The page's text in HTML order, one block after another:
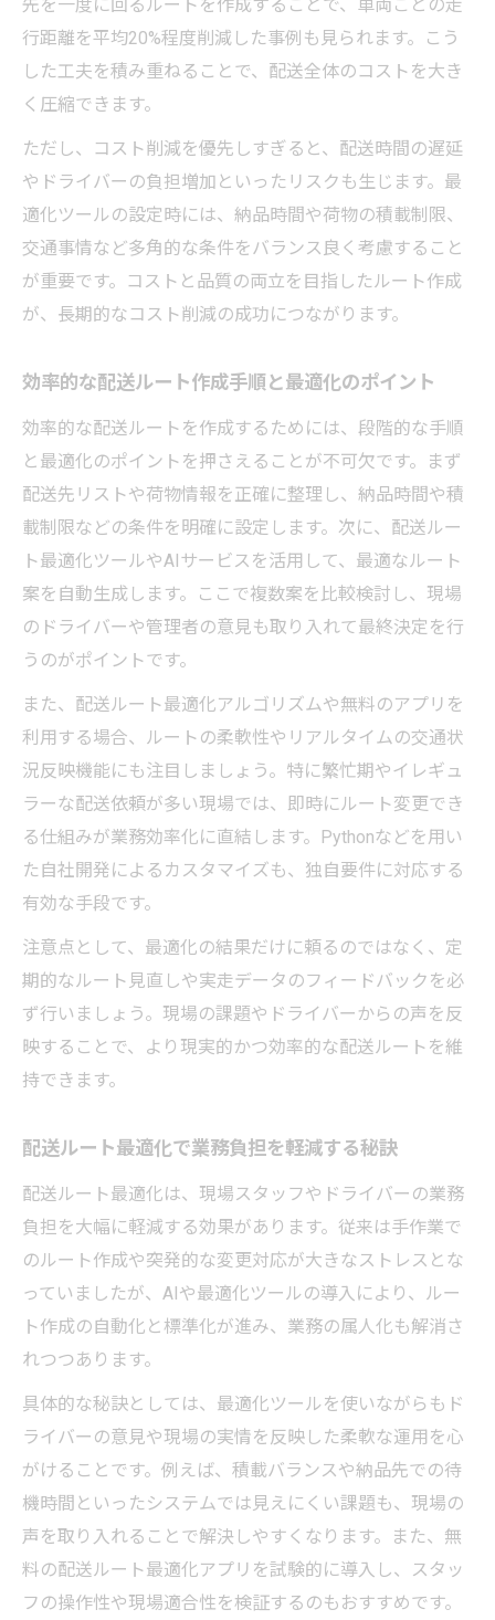
先を一度に回るルートを作成することで、車両ごとの走
行距離を平均20%程度削減した事例も見られます。こう
した工夫を積み重ねることで、配送全体のコストを大き
く圧縮できます。
ただし、コスト削減を優先しすぎると、配送時間の遅延
やドライバーの負担増加といったリスクも生じます。最
適化ツールの設定時には、納品時間や荷物の積載制限、
交通事情など多角的な条件をバランス良く考慮すること
が重要です。コストと品質の両立を目指したルート作成
が、長期的なコスト削減の成功につながります。
効率的な配送ルート作成手順と最適化のポイント
効率的な配送ルートを作成するためには、段階的な手順
と最適化のポイントを押さえることが不可欠です。まず
配送先リストや荷物情報を正確に整理し、納品時間や積
載制限などの条件を明確に設定します。次に、配送ルー
ト最適化ツールやAIサービスを活用して、最適なルート
案を自動生成します。ここで複数案を比較検討し、現場
のドライバーや管理者の意見も取り入れて最終決定を行
うのがポイントです。
また、配送ルート最適化アルゴリズムや無料のアプリを
利用する場合、ルートの柔軟性やリアルタイムの交通状
況反映機能にも注目しましょう。特に繁忙期やイレギュ
ラーな配送依頼が多い現場では、即時にルート変更でき
る仕組みが業務効率化に直結します。Pythonなどを用い
た自社開発によるカスタマイズも、独自要件に対応する
有効な手段です。
注意点として、最適化の結果だけに頼るのではなく、定
期的なルート見直しや実走データのフィードバックを必
ず行いましょう。現場の課題やドライバーからの声を反
映することで、より現実的かつ効率的な配送ルートを維
持できます。
配送ルート最適化で業務負担を軽減する秘訣
配送ルート最適化は、現場スタッフやドライバーの業務
負担を大幅に軽減する効果があります。従来は手作業で
のルート作成や突発的な変更対応が大きなストレスとな
っていましたが、AIや最適化ツールの導入により、ルー
ト作成の自動化と標準化が進み、業務の属人化も解消さ
れつつあります。
具体的な秘訣としては、最適化ツールを使いながらもド
ライバーの意見や現場の実情を反映した柔軟な運用を心
がけることです。例えば、積載バランスや納品先での待
機時間といったシステムでは見えにくい課題も、現場の
声を取り入れることで解決しやすくなります。また、無
料の配送ルート最適化アプリを試験的に導入し、スタッ
フの操作性や現場適合性を検証するのもおすすめです。